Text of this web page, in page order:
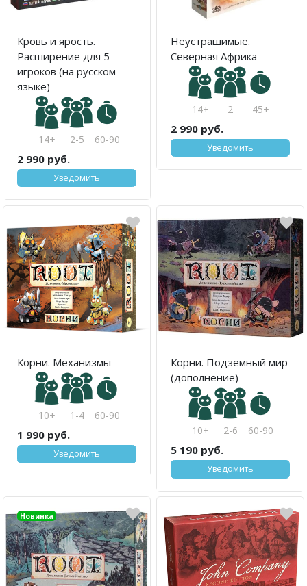
Кровь и ярость.
Расширение для 5
игроков (на русском
языке)
14+ 2-5 60-90
2 990 руб.
Уведомить
Неустрашимые.
Северная Африка
14+ 2 45+
2 990 руб.
Уведомить
Корни. Механизмы
10+ 1-4 60-90
1 990 руб.
Уведомить
Корни. Подземный мир
(дополнение)
10+ 2-6 60-90
5 190 руб.
Уведомить
Новинка